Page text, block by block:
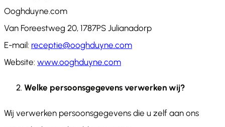
Ooghduyne.com
Van Foreestweg 20, 1787PS Julianadorp
E-mail: receptie@ooghduyne.com
Website: www.ooghduyne.com
Welke persoonsgegevens verwerken wij?
Wij verwerken persoonsgegevens die u zelf aan ons